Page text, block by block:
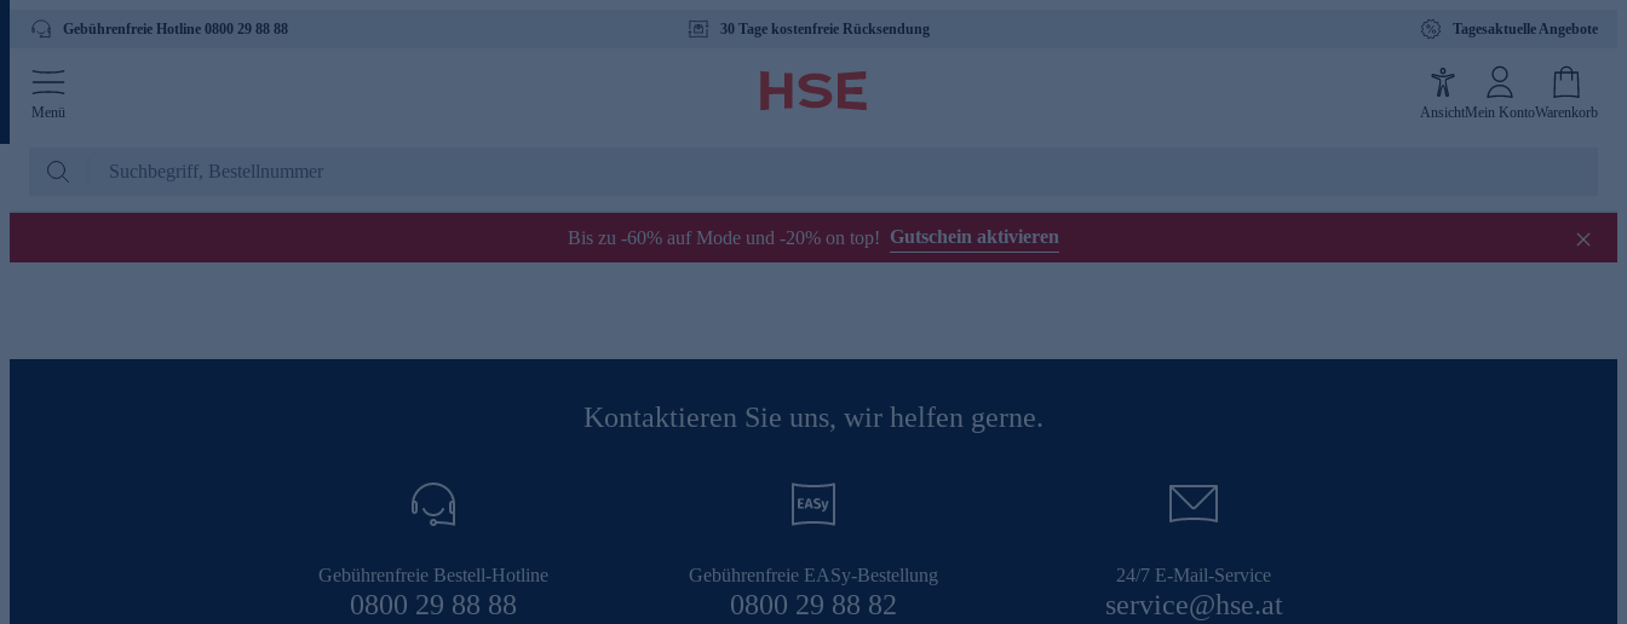
Gebührenfreie Hotline 0800 29 88 88 30 Tage kostenfreie Rücksendung Tagesaktuelle Angebote
Menü AnsichtMein KontoWarenkorb
Bis zu -60% auf Mode und -20% on top! Gutschein aktivieren
Kontaktieren Sie uns, wir helfen gerne.
Gebührenfreie Bestell-Hotline
0800 29 88 88
Gebührenfreie EASy-Bestellung
0800 29 88 82
24/7 E-Mail-Service
service@hse.at